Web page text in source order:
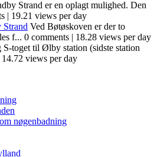
Strand er en oplagt mulighed. Den
| 19.21 views per day
Strand Ved Bøtøskoven er der to
f... 0 comments | 18.28 views per day
S-toget til Ølby station (sidste station
14.72 views per day
nøgenbadning